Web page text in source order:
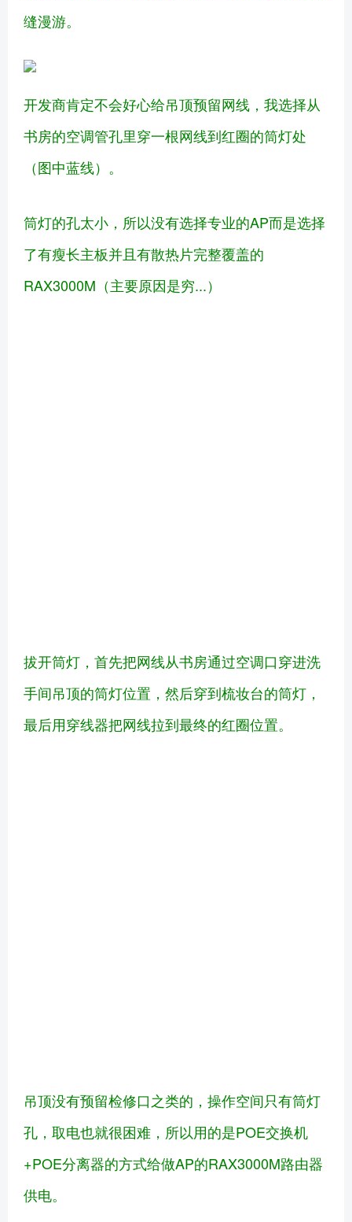
缝漫游。
开发商肯定不会好心给吊顶预留网线，我选择从
书房的空调管孔里穿一根网线到红圈的筒灯处
（图中蓝线）。
筒灯的孔太小，所以没有选择专业的AP而是选择
了有瘦长主板并且有散热片完整覆盖的
RAX3000M（主要原因是穷...）
拔开筒灯，首先把网线从书房通过空调口穿进洗
手间吊顶的筒灯位置，然后穿到梳妆台的筒灯，
最后用穿线器把网线拉到最终的红圈位置。
吊顶没有预留检修口之类的，操作空间只有筒灯
孔，取电也就很困难，所以用的是POE交换机
+POE分离器的方式给做AP的RAX3000M路由器
供电。